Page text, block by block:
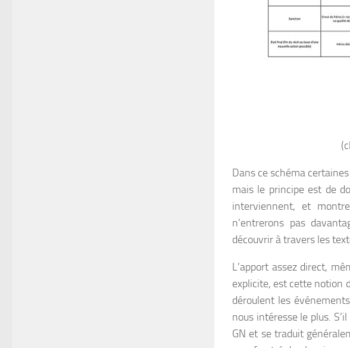
Dans ce schéma
mais le principe est de
interviennent, et
n’entrerons pas
découvrir à travers les
L’apport assez direct,
explicite, est cette notion
déroulent les
nous intéresse le plus.
GN et se traduit